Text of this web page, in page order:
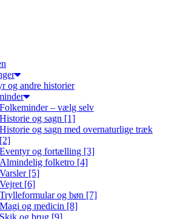
og andre historier
Folkeminder – vælg selv
Historie og sagn [1]
Historie og sagn med overnaturlige træk
[2]
Eventyr og fortælling [3]
Almindelig folketro [4]
Varsler [5]
Vejret [6]
Trylleformular og bøn [7]
Magi og medicin [8]
Skik og brug [9]